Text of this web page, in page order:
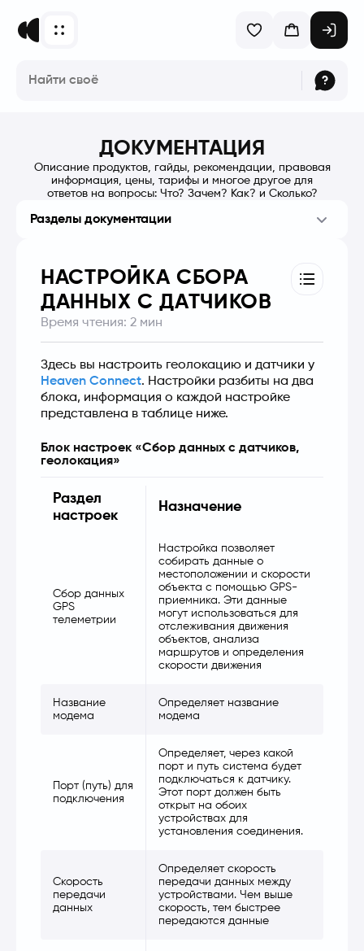
ДОКУМЕНТАЦИЯ
Описание продуктов, гайды, рекомендации, правовая
информация, цены, тарифы и многое другое для
ответов на вопросы: Что? Зачем? Как? и Сколько?
Разделы документации
НАСТРОЙКА СБОРА
ДАННЫХ С ДАТЧИКОВ
Время чтения: 2 мин
Heaven Connect. Настройки разбиты на два
блока, информация о каждой настройке
представлена в таблице ниже.
Блок настроек «Сбор данных с датчиков,
геолокация»
Раздел
настроек
Назначение
Сбор данных
GPS
телеметрии
Настройка позволяет
собирать данные о
местоположении и скорости
объекта с помощью GPS-
приемника. Эти данные
могут использоваться для
отслеживания движения
объектов, анализа
маршрутов и определения
скорости движения
Название
модема
Определяет название
модема
Порт (путь) для
подключения
Определяет, через какой
порт и путь система будет
подключаться к датчику.
Этот порт должен быть
открыт на обоих
устройствах для
установления соединения.
Скорость
передачи
данных
Определяет скорость
передачи данных между
устройствами. Чем выше
скорость, тем быстрее
передаются данные